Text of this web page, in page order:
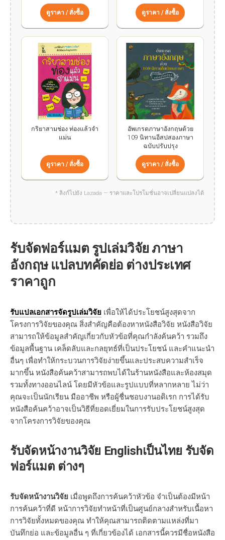
ดูราคา / สั่งซื้อ ดูราคา / สั่งซื้อ
กริยาสามช่อง ท่องแล้วจำ
แม่น
ดูราคา / สั่งซื้อ
อัพเกรดภาษาอังกฤษด้วย
109 นิทานอีสปสองภาษา
ฉบับปรับปรุง
ดูราคา / สั่งซื้อ
* ลิงก์ไปยัง Lazada — ราคาและโปรโมชั่นอาจเปลี่ยนแปลงได้
รับจัดฟอร์แมต รูปเล่มวิจัย ภาษา
อังกฤษ แปลบทคัดย่อ ต่างประเทศ
ราคาถูก
รับแปลเอกสารจัดรูปเล่มวิจัย เพื่อให้ได้ประโยชน์สูงสุดจาก
โครงการวิจัยของคุณ สิ่งสำคัญคือต้องหาหนังสือวิจัย หนังสือวิจัย
สามารถให้ข้อมูลสำคัญเกี่ยวกับหัวข้อที่คุณกำลังค้นคว้า รวมถึง
ข้อมูลพื้นฐาน เคล็ดลับและกลยุทธ์ที่เป็นประโยชน์ และคำแนะนำ
อื่นๆ เพื่อทำให้กระบวนการวิจัยง่ายขึ้นและประสบความสำเร็จ
มากขึ้น หนังสือค้นคว้าสามารถพบได้ในร้านหนังสือและห้องสมุด
รวมทั้งทางออนไลน์ โดยมีหัวข้อและรูปแบบที่หลากหลาย ไม่ว่า
คุณจะเป็นนักเรียน มืออาชีพ หรือผู้ชื่นชอบงานอดิเรก การได้รับ
หนังสือค้นคว้าอาจเป็นวิธีที่ยอดเยี่ยมในการรับประโยชน์สูงสุด
จากโครงการวิจัยของคุณ
รับจัดหน้างานวิจัย Englishเป็นไทย รับจัด
ฟอร์แมต ต่างๆ
รับจัดหน้างานวิจัย เมื่อพูดถึงการค้นคว้าหัวข้อ จำเป็นต้องมีหน้า
การค้นคว้าที่ดี หน้าการวิจัยทำหน้าที่เป็นศูนย์กลางสำหรับเนื้อหา
การวิจัยทั้งหมดของคุณ ทำให้คุณสามารถติดตามแหล่งที่มา
บันทึกย่อ และข้อมูลอื่น ๆ ที่เกี่ยวข้องได้ เอกสารนี้ควรมีชื่อหนังสือ